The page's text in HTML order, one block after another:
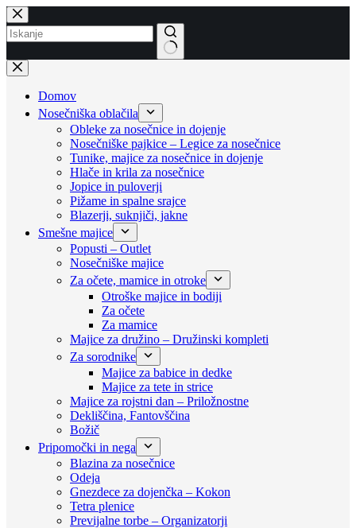
Skip
to
content
No
results
Domov
Nosečniška oblačila
Obleke za nosečnice in dojenje
Nosečniške pajkice – Legice za nosečnice
Tunike, majice za nosečnice in dojenje
Hlače in krila za nosečnice
Jopice in puloverji
Pižame in spalne srajce
Blazerji, suknjiči, jakne
Smešne majice
Popusti – Outlet
Nosečniške majice
Za očete, mamice in otroke
Otroške majice in bodiji
Za očete
Za mamice
Majice za družino – Družinski kompleti
Za sorodnike
Majice za babice in dedke
Majice za tete in strice
Majice za rojstni dan – Priložnostne
Dekliščina, Fantovščina
Božič
Pripomočki in nega
Blazina za nosečnice
Odeja
Gnezdece za dojenčka – Kokon
Tetra plenice
Previjalne torbe – Organizatorji